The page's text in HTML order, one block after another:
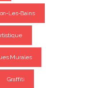
Les-Bains
Murales
Graffiti